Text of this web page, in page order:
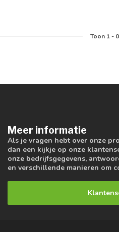
Toon 1- 0
Meer informatie
Als je vragen hebt over onze
dan een kijkje op onze
onze bedrijfsgegevens,
en verschillende manieren om